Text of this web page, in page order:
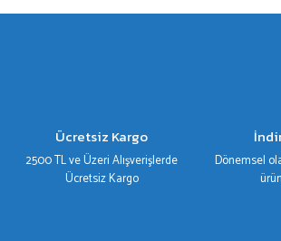
gördüğünüz noktaları öneri formunu kullanarak
Ürün fiyatı diğer sitelerden daha pahalı.
Bu ürüne benzer farklı alternatifler olmalı.
Ücretsiz Kargo
2500 TL ve Üzeri Alışverişlerde
Ücretsiz Kargo
Dönemsel